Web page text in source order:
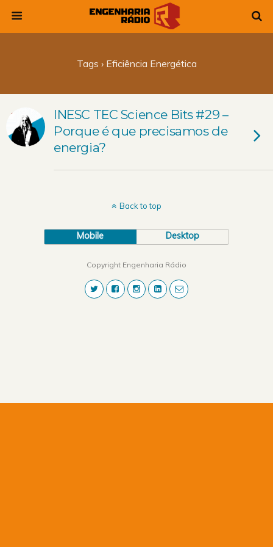
Tags › Eficiência Energética
INESC TEC Science Bits #29 –
Porque é que precisamos de
energia?
Back to top
Mobile Desktop
Copyright Engenharia Rádio